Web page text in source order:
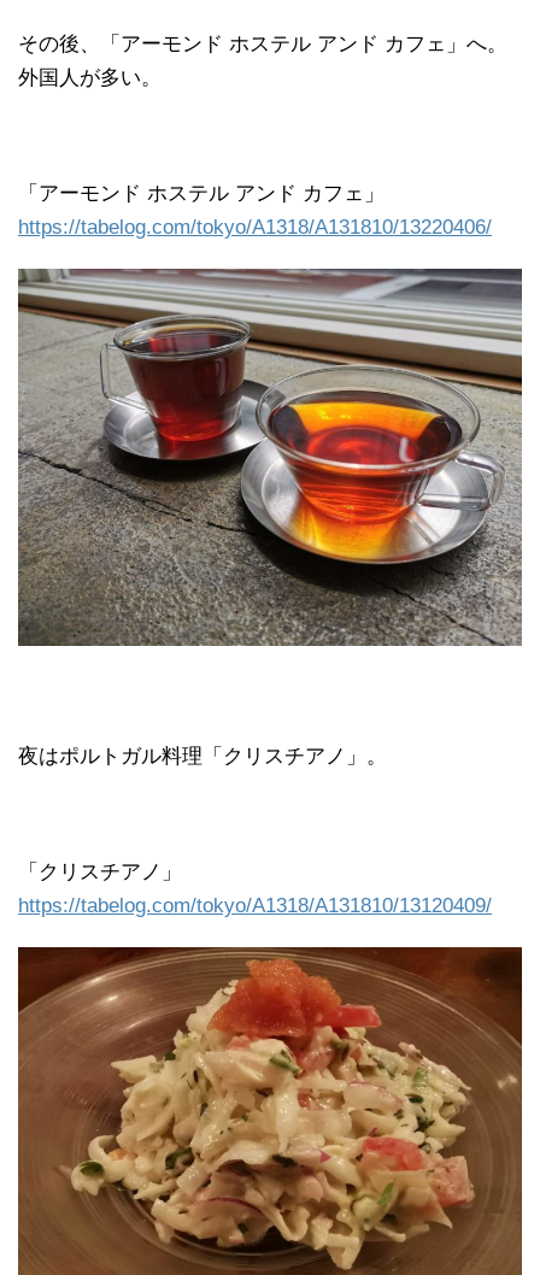
その後、「アーモンド ホステル アンド カフェ」へ。
外国人が多い。
「アーモンド ホステル アンド カフェ」
https://tabelog.com/tokyo/A1318/A131810/13220406/
夜はポルトガル料理「クリスチアノ」。
「クリスチアノ」
https://tabelog.com/tokyo/A1318/A131810/13120409/